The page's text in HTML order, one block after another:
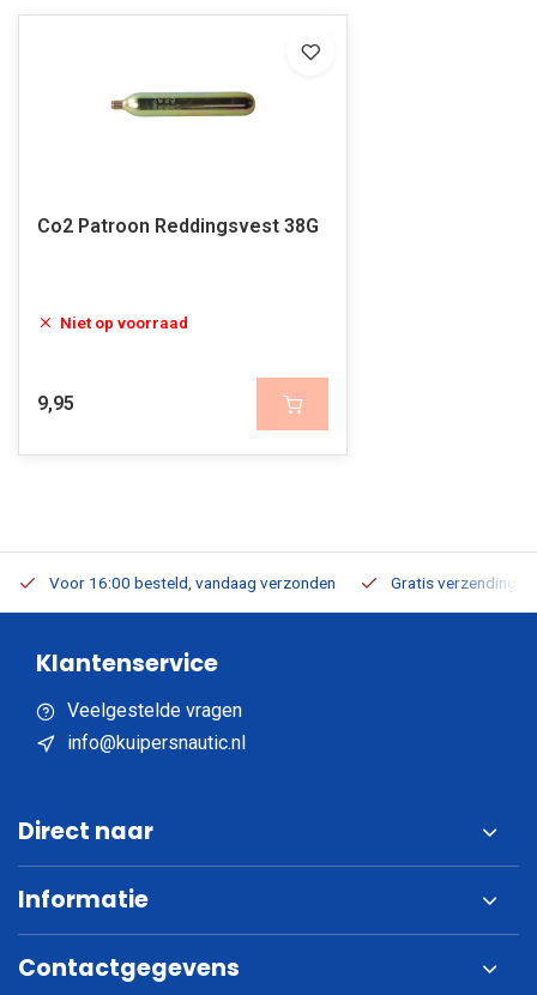
Co2 Patroon Reddingsvest 38G
Niet op voorraad
9,95
Voor 16:00 besteld, vandaag verzonden Gratis verzending
Klantenservice
Veelgestelde vragen
info@kuipersnautic.nl
Direct naar
Informatie
Contactgegevens